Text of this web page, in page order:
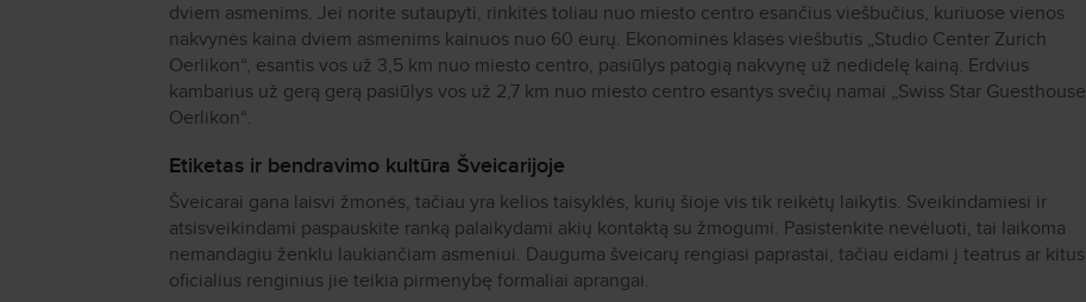
dviem asmenims. Jei norite sutaupyti, rinkitės toliau nuo miesto centro esančius viešbučius, kuriuose vienos
nakvynės kaina dviem asmenims kainuos nuo 60 eurų. Ekonominės klasės viešbutis „Studio Center Zurich
Oerlikon“, esantis vos už 3,5 km nuo miesto centro, pasiūlys patogią nakvynę už nedidelę kainą. Erdvius
kambarius už gerą gerą pasiūlys vos už 2,7 km nuo miesto centro esantys svečių namai „Swiss Star Guesthouse
Oerlikon“.
Etiketas ir bendravimo kultūra Šveicarijoje
Šveicarai gana laisvi žmonės, tačiau yra kelios taisyklės, kurių šioje vis tik reikėtų laikytis. Sveikindamiesi ir
atsisveikindami paspauskite ranką palaikydami akių kontaktą su žmogumi. Pasistenkite nevėluoti, tai laikoma
nemandagiu ženklu laukiančiam asmeniui. Dauguma šveicarų rengiasi paprastai, tačiau eidami į teatrus ar kitus
oficialius renginius jie teikia pirmenybę formaliai aprangai.